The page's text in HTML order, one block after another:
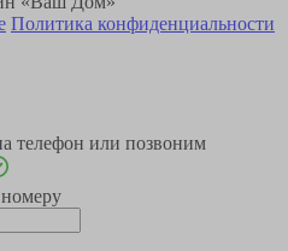
Политика конфиденциальности
телефон или позвоним